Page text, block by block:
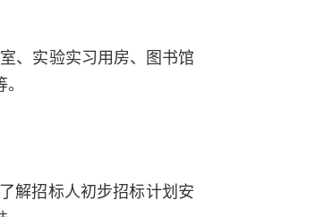
、实验实习用房、图书馆
解招标人初步招标计划安